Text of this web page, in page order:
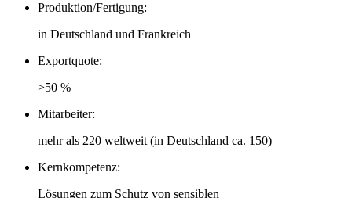
Produktion/Fertigung:
in Deutschland und Frankreich
Exportquote:
>50 %
Mitarbeiter:
mehr als 220 weltweit (in Deutschland ca. 150)
Kernkompetenz:
Lösungen zum Schutz von sensiblen